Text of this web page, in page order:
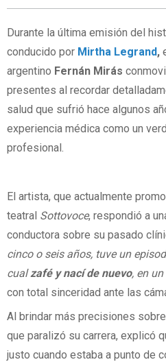
Durante la última emisión del
conducido por Mirtha Legrand,
argentino Fernán Mirás
presentes al recordar
salud que sufrió hace algunos
experiencia médica como un
profesional.
El artista, que actualmente
teatral Sottovoce, respondió a
conductora sobre su pasado
cinco o seis años, tuve un
cualzafé y nací de nuevo, en
con total sinceridad ante las
Al brindar más precisiones
que paralizó su carrera, explicó
justo cuando estaba a punto de